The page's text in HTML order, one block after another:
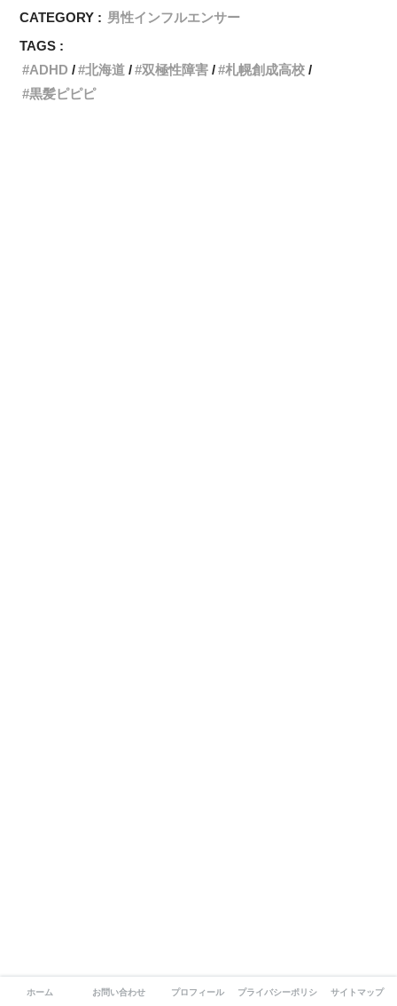
CATEGORY : 男性インフルエンサー
TAGS :
ADHD
北海道 双極性障害
札幌創成高校
黒髪ピピピ
ホーム お問い合わせ プロフィール プライバシーポリシー サイトマップ